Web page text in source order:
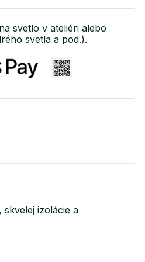
svetlo v ateliéri alebo
svetla a pod.).
izolácie a